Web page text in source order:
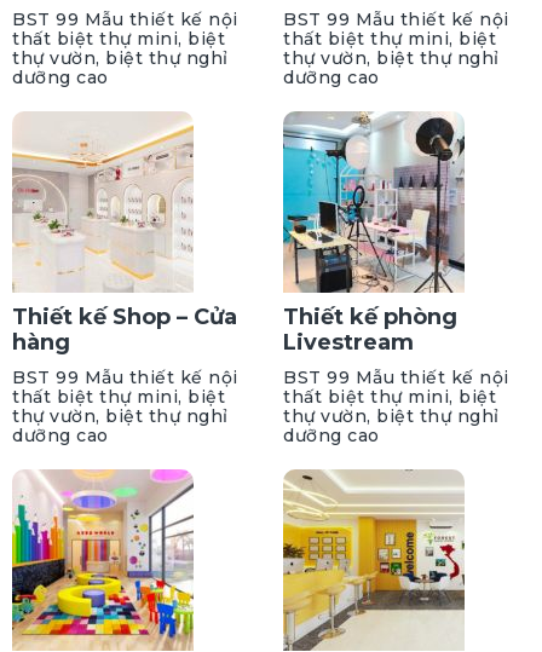
BST 99 Mẫu thiết kế nội
thất biệt thự mini, biệt
thự vườn, biệt thự nghỉ
dưỡng cao
BST 99 Mẫu thiết kế nội
thất biệt thự mini, biệt
thự vườn, biệt thự nghỉ
dưỡng cao
Thiết kế Shop – Cửa
hàng
BST 99 Mẫu thiết kế nội
thất biệt thự mini, biệt
thự vườn, biệt thự nghỉ
dưỡng cao
Thiết kế phòng
Livestream
BST 99 Mẫu thiết kế nội
thất biệt thự mini, biệt
thự vườn, biệt thự nghỉ
dưỡng cao